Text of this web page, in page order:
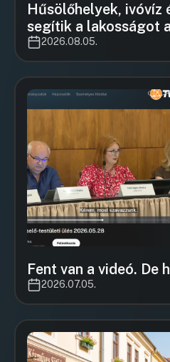
Hűsölőhelyek, ivóvíz
segítik a lakosságot
önkormányzatok a
2026.08.05.
Fent van a videó. De
2026.07.05.